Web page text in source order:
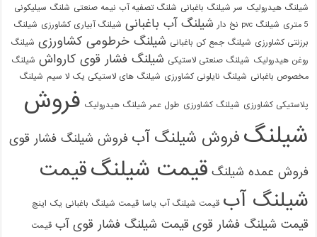
شیلنگ هیدرولیک سر شیلنگ باغبانی شلنگ تصفیه آب نیمه صنعتی شلنگ سیلیکونی
5 متری
شیلنگ pvc نخ دار شیلنگ آب باغبانی شیلنگ آبیاری کشاورزی شیلنگ
برزنتی کشاورزی شیلنگ جمع کن باغبانی شیلنگ خرطومی کشاورزی شیلنگ
روغن هیدرولیک شیلنگ صنعتی لاستیکی شیلنگ فشار قوی کارواش شیلنگ
مخصوص باغبانی شیلنگ نایلونی کشاورزی شیلنگ های لاستیکی یک لا سیم شیلنگ
پلاستیکی کشاورزی شیلنگ کشاورزی طول عمر شیلنگ هیدرولیک فروش
شیلنگ فروش شیلنگ آب فروش شیلنگ فشار قوی
فروش عمده شیلنگ قیمت شیلنگقیمت
شیلنگ آب قیمت شیلنگ آب یاسا قیمت شیلنگ باغبانی یک اینچ
قیمت شیلنگ فشار قوی قیمت شیلنگ فشار قوی آب قیمت